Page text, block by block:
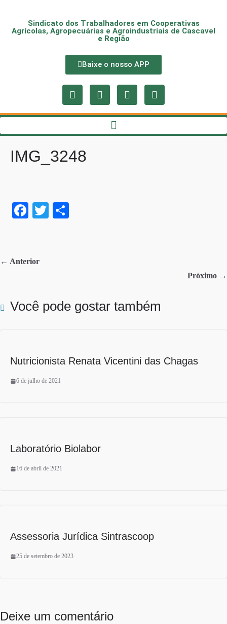
Sindicato dos Trabalhadores em Cooperativas
Agrícolas, Agropecuárias e Agroindustriais de Cascavel
e Região
Baixe o nosso APP
IMG_3248
Fa
ok
T
← Anterior
Próximo →
Você pode gostar também
Nutricionista Renata Vicentini das Chagas
6 de julho de 2021
Laboratório Biolabor
16 de abril de 2021
Assessoria Jurídica Sintrascoop
25 de setembro de 2023
Deixe um comentário